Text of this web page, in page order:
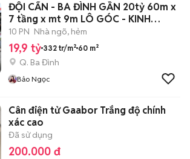
ĐỘI CẤN - BA ĐÌNH GẦN 20tỷ 60m x
7 tầng x mt 9m LÔ GÓC - KINH
DOANH
10 PN Nhà ngõ, hẻm
19,9 tỷ 332 tr/m² 60 m²
Q. Ba Đình
Bảo Ngọc
Cân điện tử Gaabor Trắng độ chính
xác cao
Đã sử dụng
200.000 đ